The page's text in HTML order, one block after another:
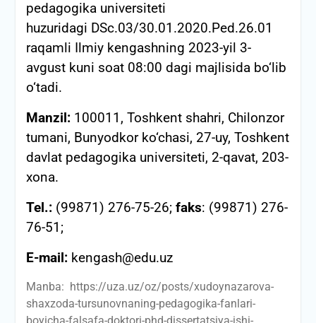
pedagogika universiteti
huzuridagi DSc.03/30.01.2020.Ped.26.01
raqamli Ilmiy kengashning 2023-yil 3-
avgust kuni soat 08:00 dagi majlisida bo‘lib
o‘tadi.
Manzil: 100011, Toshkent shahri, Chilonzor
tumani, Bunyodkor ko‘chasi, 27-uy, Toshkent
davlat pedagogika universiteti, 2-qavat, 203-
xona.
Tel.: (99871) 276-75-26; faks: (99871) 276-
76-51;
E-mail:kengash@edu.uz
Manba: https://uza.uz/oz/posts/xudoynazarova-
shaxzoda-tursunovnaning-pedagogika-fanlari-